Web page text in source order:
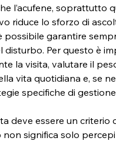
l’acufene, soprattutto
riduce lo sforzo di
possibile garantire
disturbo. Per questo è
la visita, valutare il
vita quotidiana e, se
specifiche di
deve essere un criterio
non significa solo